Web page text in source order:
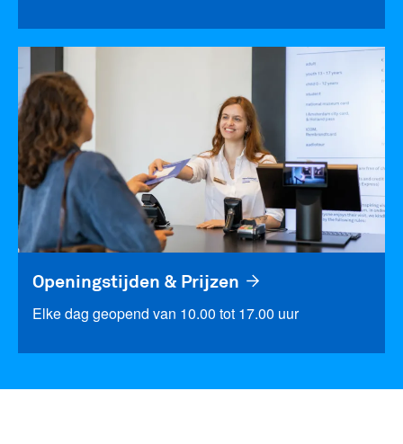
Openingstijden & Prijzen
Elke dag geopend van 10.00 tot 17.00 uur